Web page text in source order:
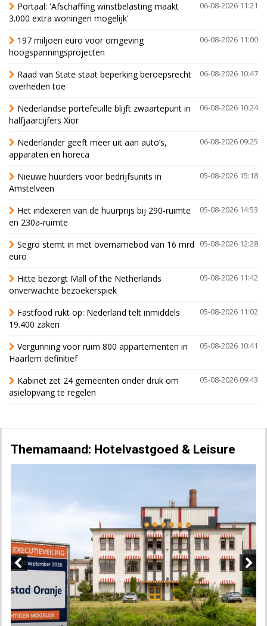
06-08-2026 11:21
Portaal: 'Afschaffing winstbelasting maakt
3.000 extra woningen mogelijk'
06-08-2026 11:00
197 miljoen euro voor omgeving
hoogspanningsprojecten
06-08-2026 10:47
Raad van State staat beperking beroepsrecht
overheden toe
06-08-2026 10:24
Nederlandse portefeuille blijft zwaartepunt in
halfjaarcijfers Xior
06-08-2026 09:25
Nederlander geeft meer uit aan auto’s,
apparaten en horeca
05-08-2026 15:18
Nieuwe huurders voor bedrijfsunits in
Amstelveen
05-08-2026 14:53
Het indexeren van de huurprijs bij 290-ruimte
en 230a-ruimte
05-08-2026 12:28
Segro stemt in met overnamebod van 16 mrd
euro
05-08-2026 11:42
Hitte bezorgt Mall of the Netherlands
onverwachte bezoekerspiek
05-08-2026 11:02
Fastfood rukt op: Nederland telt inmiddels
19.400 zaken
05-08-2026 10:41
Vergunning voor ruim 800 appartementen in
Haarlem definitief
05-08-2026 09:43
Kabinet zet 24 gemeenten onder druk om
asielopvang te regelen
Themamaand: Hotelvastgoed & Leisure
Next